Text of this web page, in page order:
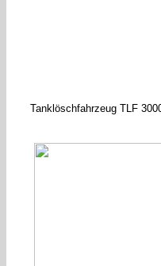
Tanklöschfahrzeug TLF